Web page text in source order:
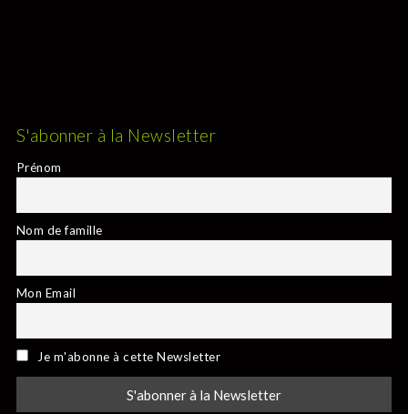
S'abonner à la Newsletter
Prénom
Nom de famille
Mon Email
Je m'abonne à cette Newsletter